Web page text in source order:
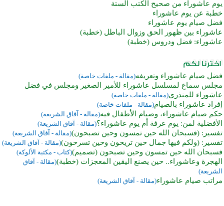
يوم عاشوراء من صحيح الكتب الستة
خطبة عن يوم عاشوراء
فضل صيام يوم عاشوراء
عاشوراء بين ظهور الحق وزوال الباطل (خطبة)
عاشوراء: فضل ودروس (خطبة)
فضل صيام عاشوراء وتعريفه(مقالة - ملفات خاصة)
مجلس سماع لمسلسل عاشوراء للأمير الصغير ومجلس في فضل
عاشوراء للمنذري(مقالة - ملفات خاصة)
إفراد عاشوراء بالصيام(مقالة - ملفات خاصة)
حكم صيام عاشوراء، وصيام الأطفال فيه(مقالة - آفاق الشريعة)
الأفضلية لمن: يوم عرفة أم يوم عاشوراء؟(مقالة - آفاق الشريعة)
تفسير: (فسبحان الله حين تمسون وحين تصبحون)(مقالة - آفاق الشريعة)
تفسير: (ولكم فيها جمال حين تريحون وحين تسرحون)(مقالة - آفاق الشريعة)
فسبحان الله حين تمسون وحين تصبحون (تصميم)(كتاب - مكتبة الألوكة)
الهجرة وعاشوراء.. حين يصنع اليقين المعجزات (خطبة)(مقالة - آفاق
الشريعة)
مراتب صيام عاشوراء(مقالة - آفاق الشريعة)